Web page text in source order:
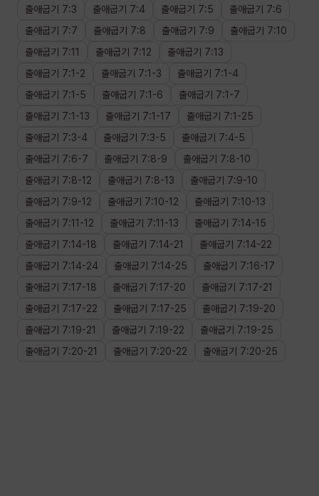
출애굽기
7:3 출애굽기 7:4 출애굽기 7:5 출애굽기 7:6
출애굽기
7:7 출애굽기 7:8 출애굽기 7:9 출애굽기 7:10
출애굽기
7:11 출애굽기 7:12 출애굽기 7:13
출애굽기
7:1 -2 출애굽기 7:1 -3 출애굽기 7:1 -4
출애굽기
7:1 -5 출애굽기 7:1 -6 출애굽기 7:1 -7
출애굽기
7:1 -13 출애굽기 7:1 -17 출애굽기 7:1 -25
출애굽기
7:3-4 출애굽기 7:3-5 출애굽기 7:4-5
출애굽기
7:6-7 출애굽기 7:8-9 출애굽기 7:8-10
출애굽기
7:8-12 출애굽기 7:8-13 출애굽기 7:9-10
출애굽기
7:9-12 출애굽기 7:10-12 출애굽기 7:10-13
출애굽기
7:11 -12 출애굽기 7:11 -13 출애굽기 7:14-15
출애굽기
7:14-18 출애굽기 7:14-21 출애굽기 7:14-22
출애굽기
7:14-24 출애굽기 7:14-25 출애굽기 7:16-17
출애굽기
7:17-18 출애굽기 7:17-20 출애굽기 7:17-21
출애굽기
7:17-22 출애굽기 7:17-25 출애굽기 7:19-20
출애굽기
7:19-21 출애굽기 7:19-22 출애굽기 7:19-25
출애굽기
7:20-21 출애굽기 7:20-22 출애굽기 7:20-25